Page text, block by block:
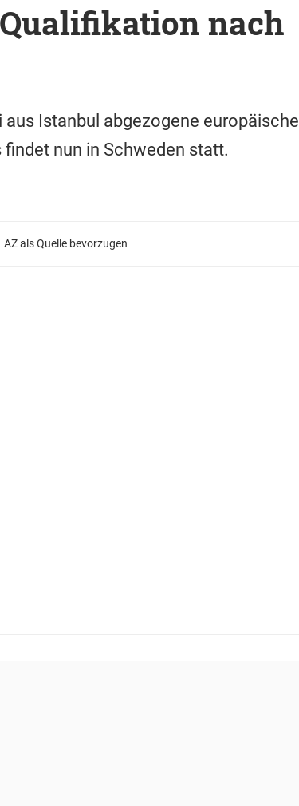
nach
Istanbul abgezogene europäische
nun in Schweden statt.
AZ als Quelle bevorzugen